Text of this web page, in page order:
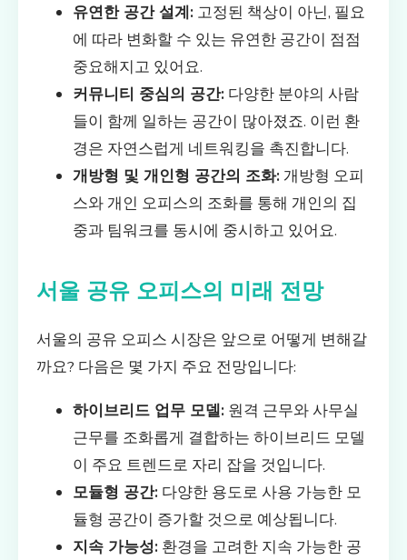
유연한 공간 설계: 고정된 책상이 아닌, 필요
에 따라 변화할 수 있는 유연한 공간이 점점
중요해지고 있어요.
커뮤니티 중심의 공간: 다양한 분야의 사람
들이 함께 일하는 공간이 많아졌죠. 이런 환
경은 자연스럽게 네트워킹을 촉진합니다.
개방형 및 개인형 공간의 조화: 개방형 오피
스와 개인 오피스의 조화를 통해 개인의 집
중과 팀워크를 동시에 중시하고 있어요.
서울 공유 오피스의 미래 전망
서울의 공유 오피스 시장은 앞으로 어떻게 변해갈
까요? 다음은 몇 가지 주요 전망입니다:
하이브리드 업무 모델: 원격 근무와 사무실
근무를 조화롭게 결합하는 하이브리드 모델
이 주요 트렌드로 자리 잡을 것입니다.
모듈형 공간: 다양한 용도로 사용 가능한 모
듈형 공간이 증가할 것으로 예상됩니다.
지속 가능성: 환경을 고려한 지속 가능한 공